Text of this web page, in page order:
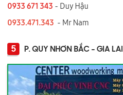
0933 671 343 - Duy Hậu
0933.471.343 - Mr Nam
5 P. QUY NHƠN BẮC - GIA LAI